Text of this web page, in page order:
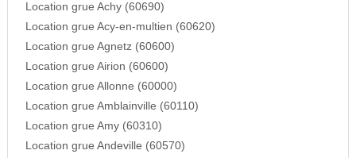
Location grue Achy (60690)
Location grue Acy-en-multien (60620)
Location grue Agnetz (60600)
Location grue Airion (60600)
Location grue Allonne (60000)
Location grue Amblainville (60110)
Location grue Amy (60310)
Location grue Andeville (60570)